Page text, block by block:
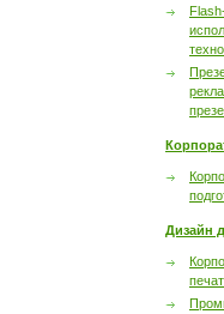
Дизайн